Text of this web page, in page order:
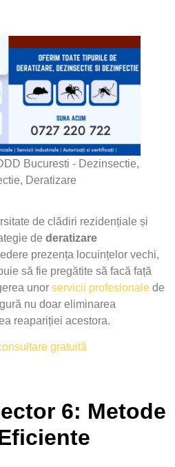
Bucuresti - Dezinsectie,
Deratizare
de clădiri rezidențiale și
de deratizare
prezența locuințelor vechi,
să fie pregătite să facă față
unor servicii profesionale de
nu doar eliminarea
reapariției acestora.
gratuită
6: Metode